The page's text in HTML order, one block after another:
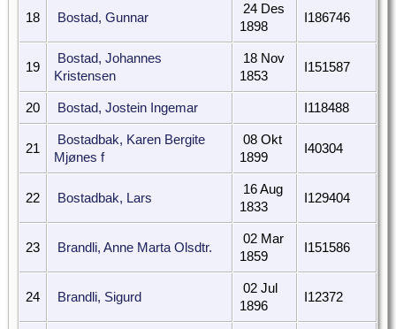
18 Bostad, Gunnar
24 Des
1898
I186746
19
Bostad, Johannes
Kristensen
18 Nov
1853
I151587
20 Bostad, Jostein Ingemar I118488
21
Bostadbak, Karen Bergite
Mjønes f
08 Okt
1899
I40304
22 Bostadbak, Lars
16 Aug
1833
I129404
23 Brandli, Anne Marta Olsdtr.
02 Mar
1859
I151586
24 Brandli, Sigurd
02 Jul
1896
I12372